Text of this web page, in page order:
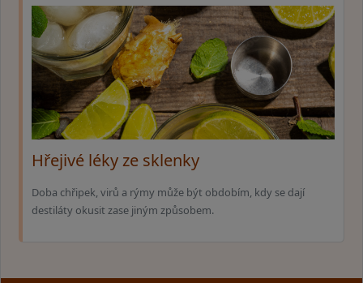
Hřejivé léky ze sklenky
Doba chřipek, virů a rýmy může být obdobím, kdy se dají
destiláty okusit zase jiným způsobem.